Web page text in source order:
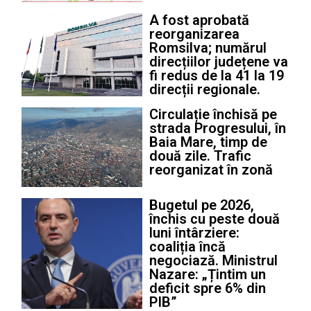
A fost aprobată
reorganizarea
Romsilva; numărul
direcțiilor județene va
fi redus de la 41 la 19
direcții regionale.
Circulație închisă pe
strada Progresului, în
Baia Mare, timp de
două zile. Trafic
reorganizat în zonă
Bugetul pe 2026,
închis cu peste două
luni întârziere:
coaliția încă
negociază. Ministrul
Nazare: „Țintim un
deficit spre 6% din
PIB”